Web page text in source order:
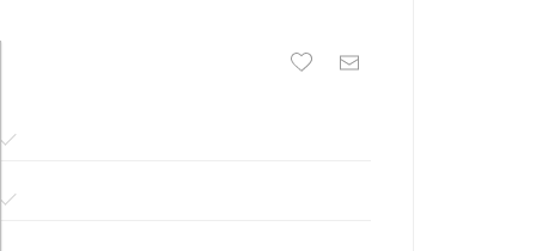
ir Franzo Kafkos vardo apdovanojimais.